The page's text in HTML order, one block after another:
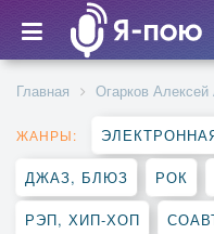
Главная Огарков Алексей
ЖАНРЫ:
ДЖАЗ, БЛЮЗ РОК
РЭП, ХИП-ХОП